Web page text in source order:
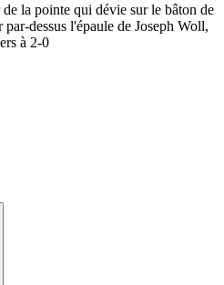
la pointe qui dévie sur le bâton de
dessus l'épaule de Joseph Woll,
à 2-0